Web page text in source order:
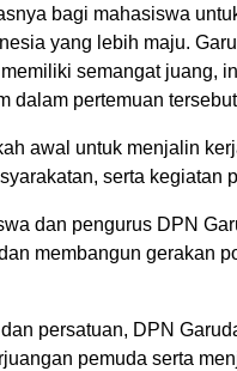
bagi mahasiswa
yang lebih maju.
semangat juang,
dalam pertemuan
awal untuk menjalin
serta kegiatan
dan pengurus DPN
membangun gerakan
persatuan, DPN
pemuda serta